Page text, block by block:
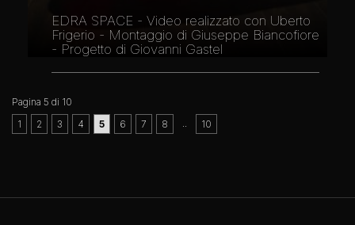
EDRA SPACE - Video realizzato con Uberto
Frigerio - Montaggio di Giuseppe Biancofiore
- Progetto di Giovanni Gastel
Pagina 5 di 10
1
2 3 4 5 6 7 8 10